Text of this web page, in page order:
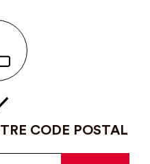
CODE POSTAL